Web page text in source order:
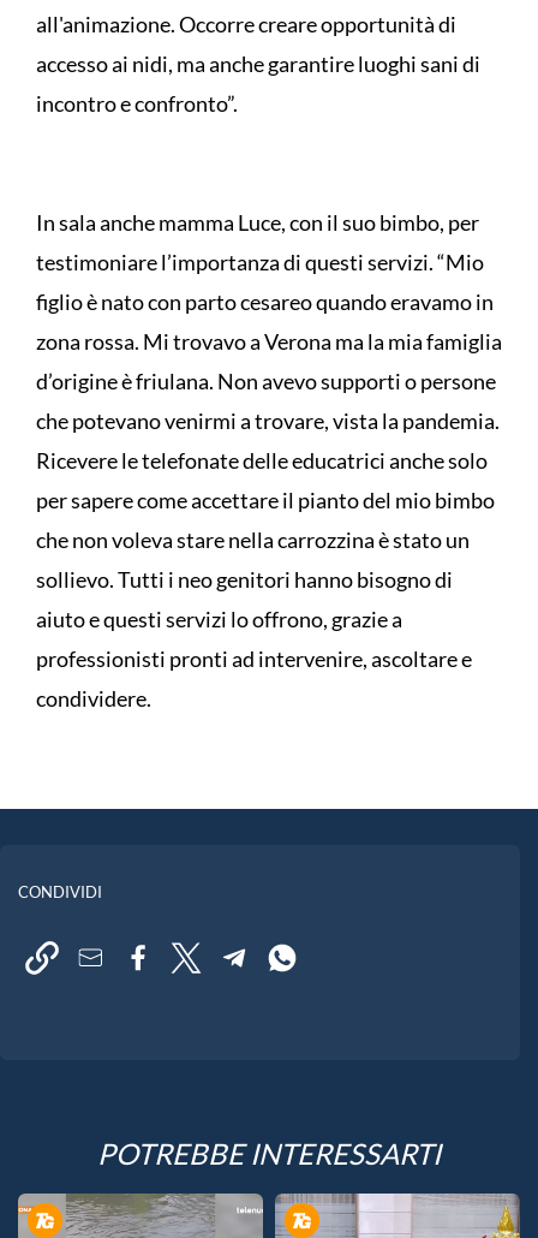
all'animazione. Occorre creare opportunità di
accesso ai nidi, ma anche garantire luoghi sani di
incontro e confronto”.
In sala anche mamma Luce, con il suo bimbo, per
testimoniare l’importanza di questi servizi. “Mio
figlio è nato con parto cesareo quando eravamo in
zona rossa. Mi trovavo a Verona ma la mia famiglia
d’origine è friulana. Non avevo supporti o persone
che potevano venirmi a trovare, vista la pandemia.
Ricevere le telefonate delle educatrici anche solo
per sapere come accettare il pianto del mio bimbo
che non voleva stare nella carrozzina è stato un
sollievo. Tutti i neo genitori hanno bisogno di
aiuto e questi servizi lo offrono, grazie a
professionisti pronti ad intervenire, ascoltare e
condividere.
CONDIVIDI
POTREBBE INTERESSARTI